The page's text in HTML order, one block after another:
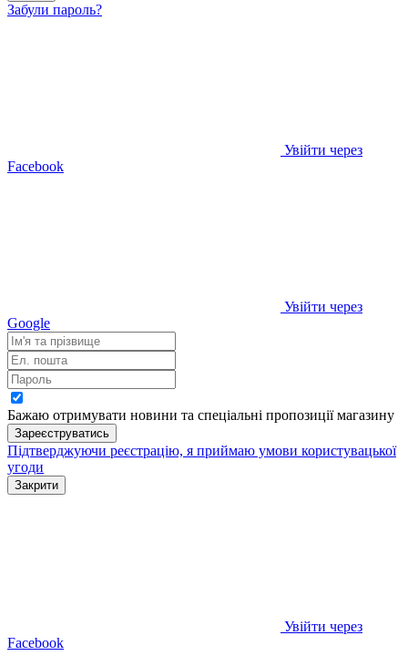
Забули пароль?
Увійти через
Facebook
Увійти через
Google
Бажаю отримувати новини та спеціальні пропозиціїмагазину
Зареєструватись
Підтверджуючи реєстрацію, я приймаю умови користувацької
угоди
Закрити
Увійти через
Facebook